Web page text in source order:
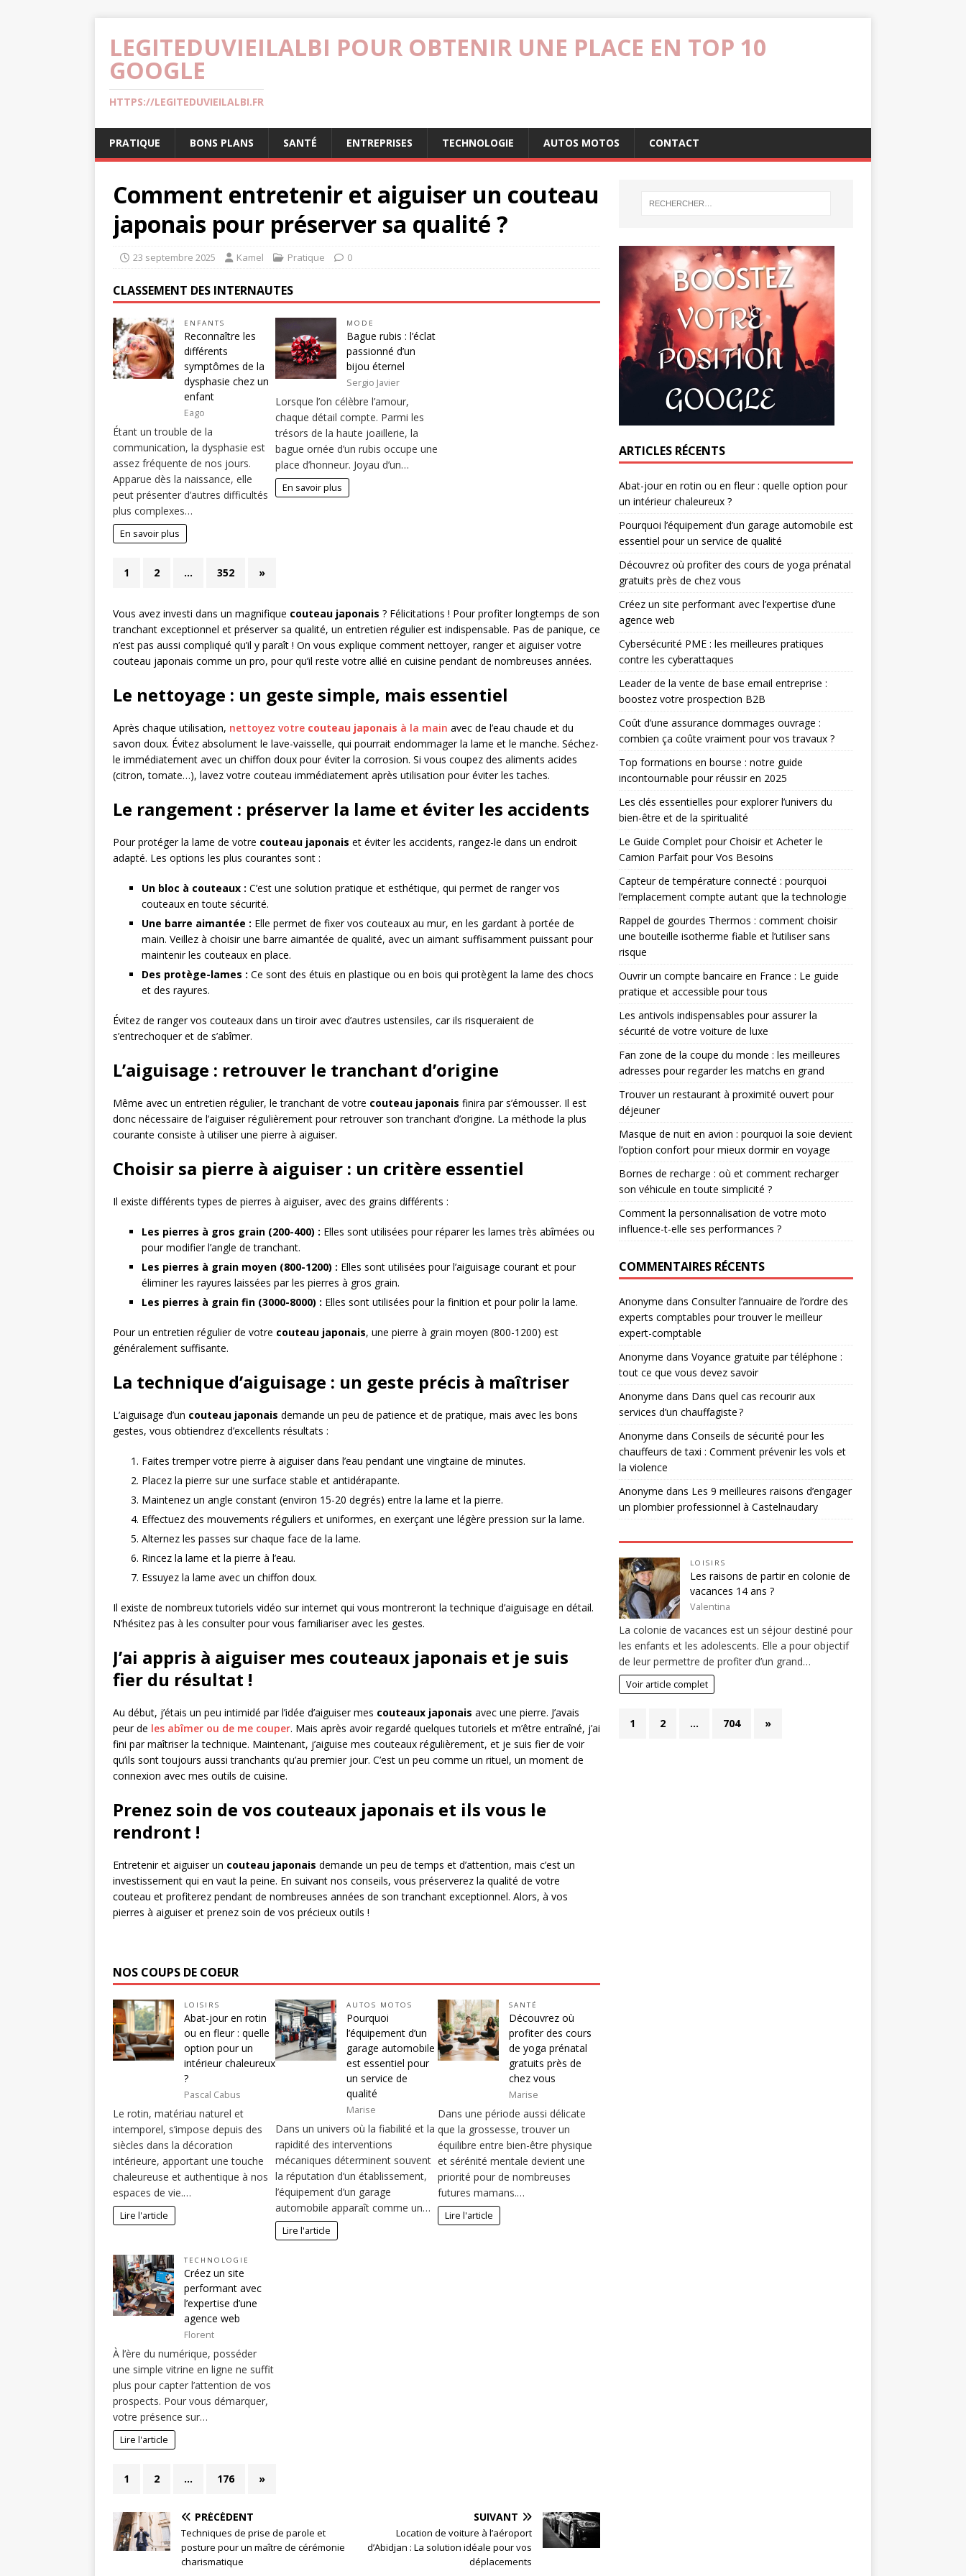
LEGITEDUVIEILALBI POUR OBTENIR UNE PLACE EN TOP 10
GOOGLE
HTTPS://LEGITEDUVIEILALBI.FR
PRATIQUE BONS PLANS SANTÉ ENTREPRISES TECHNOLOGIE AUTOS MOTOS CONTACT
Comment entretenir et aiguiser un couteau
japonais pour préserver sa qualité ?
23 septembre 2025 Kamel Pratique 0
CLASSEMENT DES INTERNAUTES
ENFANTS
Reconnaître les
différents
symptômes de la
dysphasie chez un
enfant
Eago
Étant un trouble de la
communication, la dysphasie est
assez fréquente de nos jours.
Apparue dès la naissance, elle
peut présenter d’autres difficultés
plus complexes…
En savoir plus
MODE
Bague rubis : l’éclat
passionné d’un
bijou éternel
Sergio Javier
Lorsque l’on célèbre l’amour,
chaque détail compte. Parmi les
trésors de la haute joaillerie, la
bague ornée d’un rubis occupe une
place d’honneur. Joyau d’un…
En savoir plus
1 2 … 352 »
Vous avez investi dans un magnifique couteau japonais ? Félicitations ! Pour profiter longtemps de son
tranchant exceptionnel et préserver sa qualité, un entretien régulier est indispensable. Pas de panique, ce
n’est pas aussi compliqué qu’il y paraît ! On vous explique comment nettoyer, ranger et aiguiser votre
couteau japonais comme un pro, pour qu’il reste votre allié en cuisine pendant de nombreuses années.
Le nettoyage : un geste simple, mais essentiel
Après chaque utilisation, nettoyez votre couteau japonais à la main avec de l’eau chaude et du
savon doux. Évitez absolument le lave-vaisselle, qui pourrait endommager la lame et le manche. Séchez-
le immédiatement avec un chiffon doux pour éviter la corrosion. Si vous coupez des aliments acides
(citron, tomate…), lavez votre couteau immédiatement après utilisation pour éviter les taches.
Le rangement : préserver la lame et éviter les accidents
Pour protéger la lame de votre couteau japonais et éviter les accidents, rangez-le dans un endroit
adapté. Les options les plus courantes sont :
Un bloc à couteaux : C’est une solution pratique et esthétique, qui permet de ranger vos
couteaux en toute sécurité.
Une barre aimantée : Elle permet de fixer vos couteaux au mur, en les gardant à portée de
main. Veillez à choisir une barre aimantée de qualité, avec un aimant suffisamment puissant pour
maintenir les couteaux en place.
Des protège-lames : Ce sont des étuis en plastique ou en bois qui protègent la lame des chocs
et des rayures.
Évitez de ranger vos couteaux dans un tiroir avec d’autres ustensiles, car ils risqueraient de
s’entrechoquer et de s’abîmer.
L’aiguisage : retrouver le tranchant d’origine
Même avec un entretien régulier, le tranchant de votre couteau japonais finira par s’émousser. Il est
donc nécessaire de l’aiguiser régulièrement pour retrouver son tranchant d’origine. La méthode la plus
courante consiste à utiliser une pierre à aiguiser.
Choisir sa pierre à aiguiser : un critère essentiel
Il existe différents types de pierres à aiguiser, avec des grains différents :
Les pierres à gros grain (200-400) : Elles sont utilisées pour réparer les lames très abîmées ou
pour modifier l’angle de tranchant.
Les pierres à grain moyen (800-1200) : Elles sont utilisées pour l’aiguisage courant et pour
éliminer les rayures laissées par les pierres à gros grain.
Les pierres à grain fin (3000-8000) : Elles sont utilisées pour la finition et pour polir la lame.
Pour un entretien régulier de votre couteau japonais, une pierre à grain moyen (800-1200) est
généralement suffisante.
La technique d’aiguisage : un geste précis à maîtriser
L’aiguisage d’un couteau japonais demande un peu de patience et de pratique, mais avec les bons
gestes, vous obtiendrez d’excellents résultats :
Faites tremper votre pierre à aiguiser dans l’eau pendant une vingtaine de minutes.
Placez la pierre sur une surface stable et antidérapante.
Maintenez un angle constant (environ 15-20 degrés) entre la lame et la pierre.
Effectuez des mouvements réguliers et uniformes, en exerçant une légère pression sur la lame.
Alternez les passes sur chaque face de la lame.
Rincez la lame et la pierre à l’eau.
Essuyez la lame avec un chiffon doux.
Il existe de nombreux tutoriels vidéo sur internet qui vous montreront la technique d’aiguisage en détail.
N’hésitez pas à les consulter pour vous familiariser avec les gestes.
J’ai appris à aiguiser mes couteaux japonais et je suis
fier du résultat !
Au début, j’étais un peu intimidé par l’idée d’aiguiser mes couteaux japonais avec une pierre. J’avais
peur de les abîmer ou de me couper. Mais après avoir regardé quelques tutoriels et m’être entraîné, j’ai
fini par maîtriser la technique. Maintenant, j’aiguise mes couteaux régulièrement, et je suis fier de voir
qu’ils sont toujours aussi tranchants qu’au premier jour. C’est un peu comme un rituel, un moment de
connexion avec mes outils de cuisine.
Prenez soin de vos couteaux japonais et ils vous le
rendront !
Entretenir et aiguiser un couteau japonais demande un peu de temps et d’attention, mais c’est un
investissement qui en vaut la peine. En suivant nos conseils, vous préserverez la qualité de votre
couteau et profiterez pendant de nombreuses années de son tranchant exceptionnel. Alors, à vos
pierres à aiguiser et prenez soin de vos précieux outils !
NOS COUPS DE COEUR
LOISIRS
Abat-jour en rotin
ou en fleur : quelle
option pour un
intérieur chaleureux
?
Pascal Cabus
Le rotin, matériau naturel et
intemporel, s’impose depuis des
siècles dans la décoration
intérieure, apportant une touche
chaleureuse et authentique à nos
espaces de vie.…
Lire l'article
AUTOS MOTOS
Pourquoi
l’équipement d’un
garage automobile
est essentiel pour
un service de
qualité
Marise
Dans un univers où la fiabilité et la
rapidité des interventions
mécaniques déterminent souvent
la réputation d’un établissement,
l’équipement d’un garage
automobile apparaît comme un…
Lire l'article
SANTÉ
Découvrez où
profiter des cours
de yoga prénatal
gratuits près de
chez vous
Marise
Dans une période aussi délicate
que la grossesse, trouver un
équilibre entre bien-être physique
et sérénité mentale devient une
priorité pour de nombreuses
futures mamans.…
Lire l'article
TECHNOLOGIE
Créez un site
performant avec
l’expertise d’une
agence web
Florent
À l’ère du numérique, posséder
une simple vitrine en ligne ne suffit
plus pour capter l’attention de vos
prospects. Pour vous démarquer,
votre présence sur…
Lire l'article
1 2 … 176 »
PRÉCÉDENT
Techniques de prise de parole et
posture pour un maître de cérémonie
charismatique
SUIVANT
Location de voiture à l’aéroport
d’Abidjan : La solution idéale pour vos
déplacements
ARTICLES RÉCENTS
Abat-jour en rotin ou en fleur : quelle option pour
un intérieur chaleureux ?
Pourquoi l’équipement d’un garage automobile est
essentiel pour un service de qualité
Découvrez où profiter des cours de yoga prénatal
gratuits près de chez vous
Créez un site performant avec l’expertise d’une
agence web
Cybersécurité PME : les meilleures pratiques
contre les cyberattaques
Leader de la vente de base email entreprise :
boostez votre prospection B2B
Coût d’une assurance dommages ouvrage :
combien ça coûte vraiment pour vos travaux ?
Top formations en bourse : notre guide
incontournable pour réussir en 2025
Les clés essentielles pour explorer l’univers du
bien-être et de la spiritualité
Le Guide Complet pour Choisir et Acheter le
Camion Parfait pour Vos Besoins
Capteur de température connecté : pourquoi
l’emplacement compte autant que la technologie
Rappel de gourdes Thermos : comment choisir
une bouteille isotherme fiable et l’utiliser sans
risque
Ouvrir un compte bancaire en France : Le guide
pratique et accessible pour tous
Les antivols indispensables pour assurer la
sécurité de votre voiture de luxe
Fan zone de la coupe du monde : les meilleures
adresses pour regarder les matchs en grand
Trouver un restaurant à proximité ouvert pour
déjeuner
Masque de nuit en avion : pourquoi la soie devient
l’option confort pour mieux dormir en voyage
Bornes de recharge : où et comment recharger
son véhicule en toute simplicité ?
Comment la personnalisation de votre moto
influence-t-elle ses performances ?
COMMENTAIRES RÉCENTS
Anonyme dans Consulter l’annuaire de l’ordre des
experts comptables pour trouver le meilleur
expert-comptable
Anonyme dans Voyance gratuite par téléphone :
tout ce que vous devez savoir
Anonyme dans Dans quel cas recourir aux
services d’un chauffagiste ?
Anonyme dans Conseils de sécurité pour les
chauffeurs de taxi : Comment prévenir les vols et
la violence
Anonyme dans Les 9 meilleures raisons d’engager
un plombier professionnel à Castelnaudary
LOISIRS
Les raisons de partir en colonie de
vacances 14 ans ?
Valentina
La colonie de vacances est un séjour destiné pour
les enfants et les adolescents. Elle a pour objectif
de leur permettre de profiter d’un grand…
Voir article complet
1 2 … 704 »